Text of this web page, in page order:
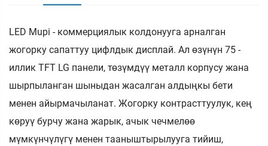
LED Mupi - коммерциялык колдонууга арналган
жогорку сапаттуу цифлдык дисплай. Ал өзүнүн 75 -
иллик TFT LG панели, төзүмдүү металл корпусу жана
шырпыланган шыныдан жасалган алдыңкы бети
менен айырмачыланат. Жогорку контрасттуулук, кең
көруү бурчу жана жарык, ачык чечмелөө
мүмкүнчүлүгү менен тааныштырылууга тийиш,